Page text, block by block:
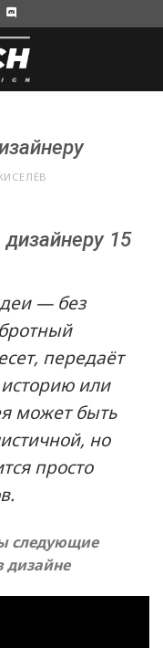
15
— без
передаёт
или
может быть
но
просто
следующие
дизайне